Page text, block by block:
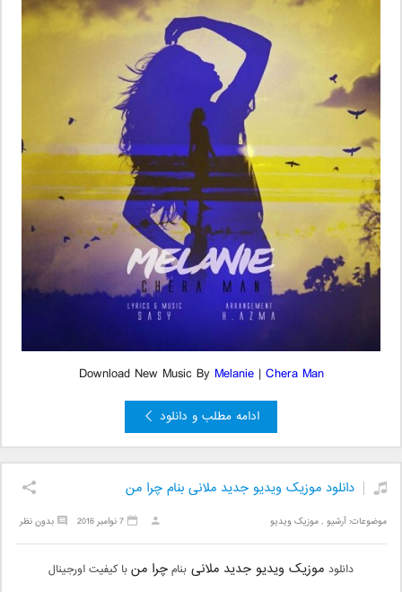
Download New Music By Melanie| Chera Man
ادامه مطلب و دانلود
دانلود موزیک ویدیو جدید ملانی بنام چرا من
موضوعات:آرشیو ,موزیک ویدیو بدون نظر 7 نوامبر 2016
دانلود موزیک ویدیو جدید ملانی بنامچرا منبا کیفیت اورجینال